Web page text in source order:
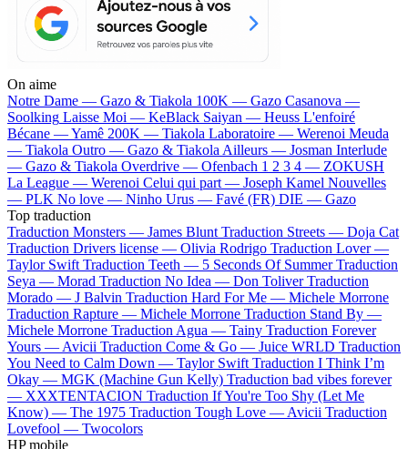
On aime
Notre Dame — Gazo & Tiakola 100K — Gazo Casanova —
Soolking Laisse Moi — KeBlack Saiyan — Heuss L'enfoiré
Bécane —Yamê 200K — Tiakola Laboratoire — Werenoi Meuda
— Tiakola Outro — Gazo & Tiakola Ailleurs — Josman Interlude
— Gazo & Tiakola Overdrive — Ofenbach 1 2 3 4 — ZOKUSH
La League — Werenoi Celui qui part — Joseph Kamel Nouvelles
— PLK No love — Ninho Urus — Favé (FR) DIE — Gazo
Top traduction
Traduction Monsters — James Blunt Traduction Streets — Doja Cat
Traduction Drivers license — Olivia Rodrigo Traduction Lover —
Taylor Swift Traduction Teeth — 5 Seconds Of Summer Traduction
Seya — Morad Traduction No Idea — Don Toliver Traduction
Morado — J Balvin Traduction Hard For Me — Michele Morrone
Traduction Rapture — Michele Morrone Traduction Stand By —
Michele Morrone Traduction Agua — Tainy Traduction Forever
Yours — Avicii Traduction Come & Go — Juice WRLD Traduction
You Need to Calm Down — Taylor Swift Traduction I Think I’m
Okay — MGK (Machine Gun Kelly) Traduction bad vibes forever
— XXXTENTACION Traduction If You're Too Shy (Let Me
Know) — The 1975 Traduction Tough Love — Avicii Traduction
Lovefool — Twocolors
HP mobile